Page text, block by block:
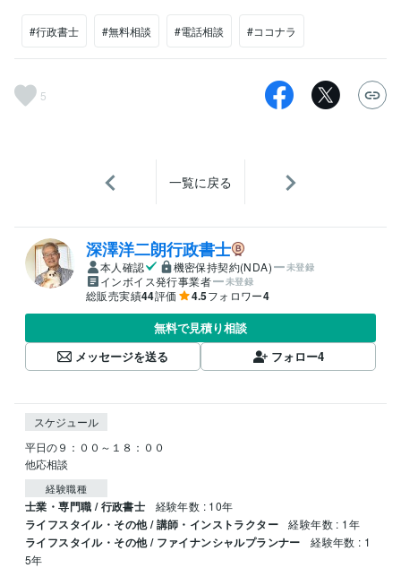
#行政書士 #無料相談 #電話相談 #ココナラ
5
一覧に戻る
深澤洋二朗行政書士
本人確認 機密保持契約(NDA) 未登録
インボイス発行事業者 未登録
総販売実績44評価 4.5フォロワー4
無料で見積り相談
メッセージを送る
フォロー4
スケジュール
平日の９：００～１８：００
他応相談
経験職種
士業・専門職 / 行政書士 経験年数 : 10年
ライフスタイル・その他 / 講師・インストラクター 経験年数 : 1年
ライフスタイル・その他 / ファイナンシャルプランナー
経験年数 : 1
5年